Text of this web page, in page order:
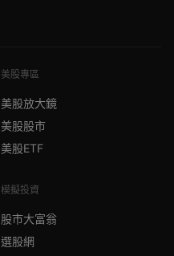
美股專區
美股放大鏡
美股股市
美股ETF
模擬投資
股市大富翁
選股網